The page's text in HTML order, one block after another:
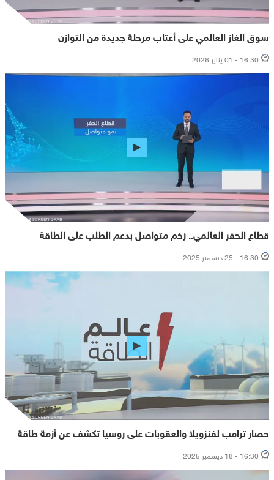
سوق الغاز العالمي على أعتاب مرحلة جديدة من التوازن
16:30 - 01 يناير 2026
قطاع الحفر العالمي.. زخم متواصل بدعم الطلب على الطاقة
16:30 - 25 ديسمبر 2025
حصار ترامب لفنزويلا والعقوبات على روسيا تكشف عن أزمة طاقة
16:30 - 18 ديسمبر 2025